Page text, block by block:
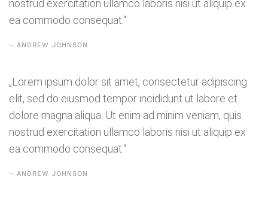
nostrud exercitation ullamco laboris nisi ut aliquip ex
ea commodo consequat.“
– ANDREW JOHNSON
„Lorem ipsum dolor sit amet, consectetur adipiscing
elit, sed do eiusmod tempor incididunt ut labore et
dolore magna aliqua. Ut enim ad minim veniam, quis
nostrud exercitation ullamco laboris nisi ut aliquip ex
ea commodo consequat.“
– ANDREW JOHNSON